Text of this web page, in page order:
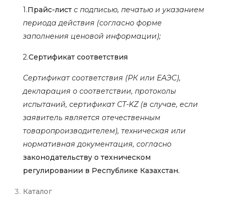
1.Прайс-лист с подписью, печатью и указанием
периода действия (согласно форме
заполнения ценовой информации);
2.Сертификат соответствия
Сертификат соответствия (РК или ЕАЭС),
декларация о соответствии, протоколы
испытаний, сертификат CT-KZ (в случае, если
заявитель является отечественным
товаропроизводителем), техническая или
нормативная документация, согласно
законодательству о техническом
регулировании в Республике Казахстан.
Каталог